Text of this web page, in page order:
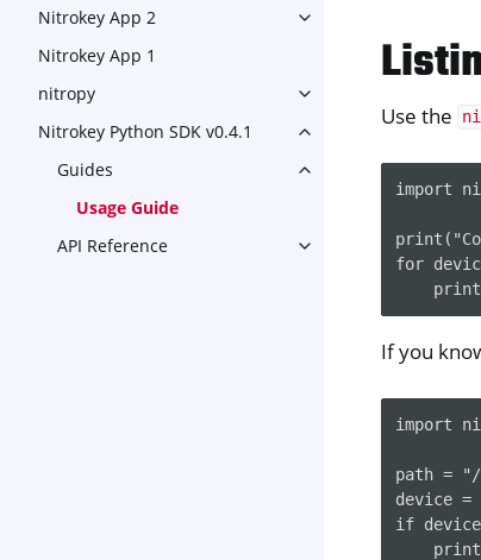
Nitrokey App 2
Toggle navigation of
Nitrokey App 1
nitropy
Toggle navigation of
Nitrokey Python SDK v0.4.1
Toggle navigation of
Guides
Toggle navigation of
Usage Guide
API Reference
Toggle navigation of
Use the
import
for
If you
import
path = "/
device =
if